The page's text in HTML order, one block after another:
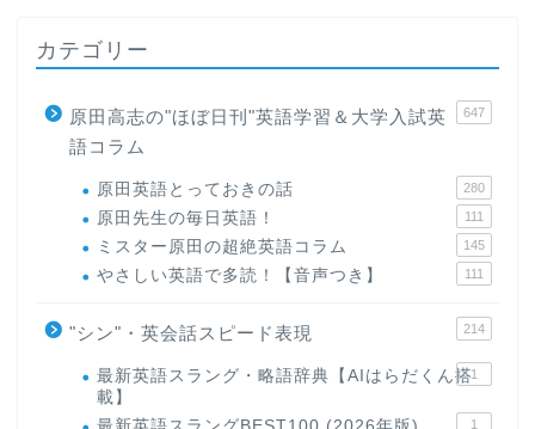
カテゴリー
原田高志の"ほぼ日刊"英語学習＆大学入試英
語コラム
647
原田英語とっておきの話 280
原田先生の毎日英語！ 111
ミスター原田の超絶英語コラム 145
やさしい英語で多読！【音声つき】 111
"シン"・英会話スピード表現 214
最新英語スラング・略語辞典【AIはらだくん搭
載】
1
1